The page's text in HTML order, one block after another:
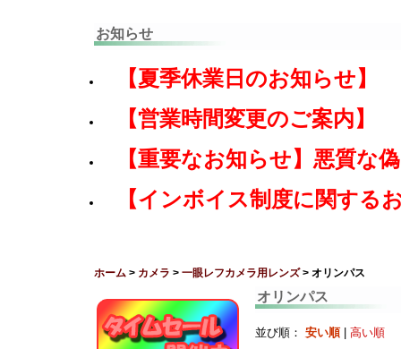
お知らせ
【夏季休業日のお知らせ】
【営業時間変更のご案内】
【重要なお知らせ】悪質な
【インボイス制度に関する
ホーム > カメラ > 一眼レフカメラ用レンズ> オリンパス
オリンパス
並び順： 安い順| 高い順